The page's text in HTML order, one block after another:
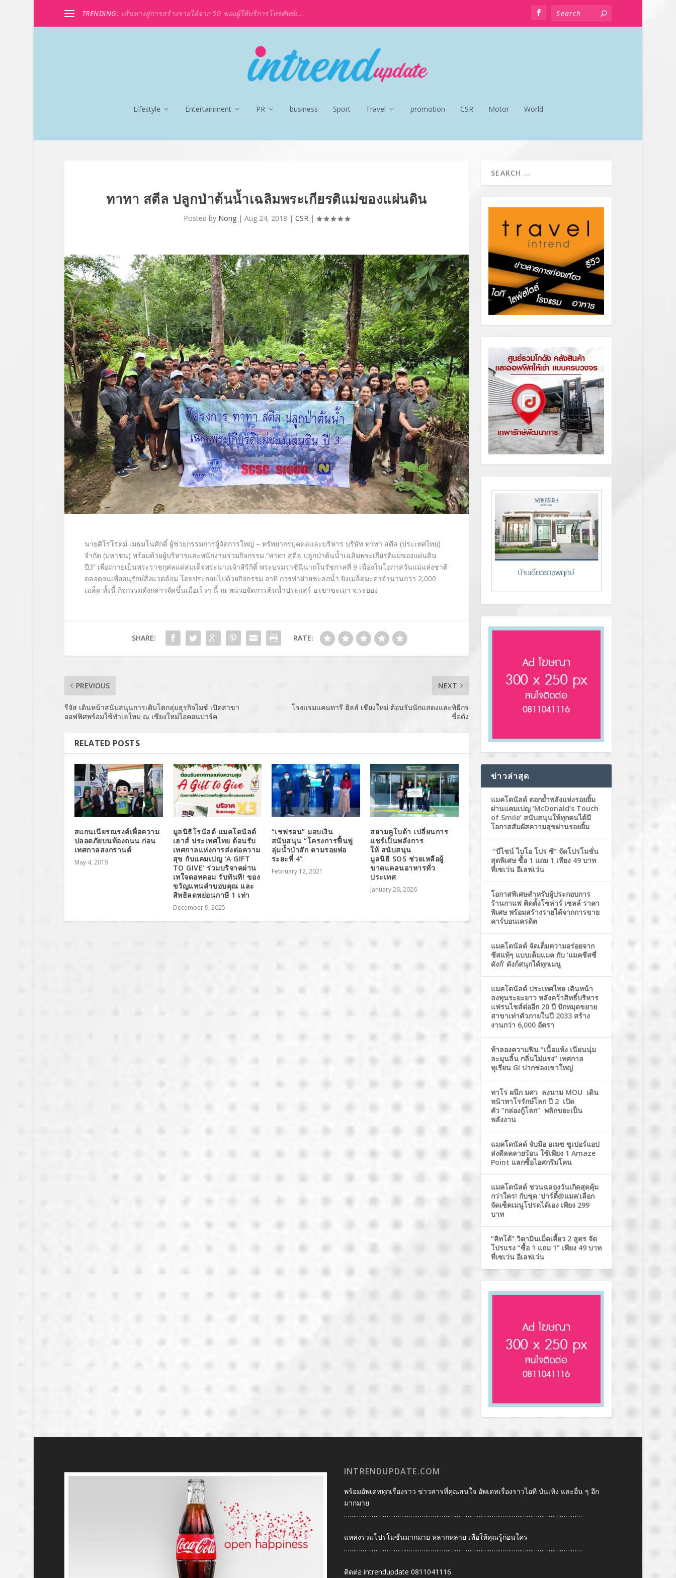
TRENDING: เส้นทางสู่การสร้างรายได้จาก 5G ของผู้ให้บริการโทรศัพท์เ...
Lifestyle Entertainment PR business Sport Travel promotion CSR Motor World
ทาทา สตีล ปลูกป่าต้นน้ำเฉลิมพระเกียรติแม่ของแผ่นดิน
Posted by Nong| Aug 24, 2018 | CSR|
นายศิโรโรตม์ เมธมโนศักดิ์ ผู้ช่วยกรรมการผู้จัดการใหญ่ – ทรัพยากรบุคคลและบริหาร บริษัท ทาทา สตีล (ประเทศไทย)
จำกัด (มหาชน) พร้อมด้วยผู้บริหารและพนักงานร่วมกิจกรรม “ทาทา สตีล ปลูกป่าต้นน้ำเฉลิมพระเกียรติแม่ของแผ่นดิน
ปี3” เพื่อถวายเป็นพระราชกุศลแด่สมเด็จพระนางเจ้าสิริกิติ์ พระบรมราชินีนาถในรัชกาลที่ 9 เนื่องในโอกาสวันแม่แห่งชาติ
ตลอดจนเพื่ออนุรักษ์สิ่งแวดล้อม โดยประกอบไปด้วยกิจกรรม อาทิ การทำฝายชะลอน้ำ ยิงเมล็ดมะค่าจำนวนกว่า 2,000
เมล็ด ทั้งนี้ กิจกรรมดังกล่าวจัดขึ้นเมื่อเร็วๆ นี้ ณ หน่วยจัดการต้นน้ำประแสร์ อ.เขาชะเมา จ.ระยอง
SHARE: RATE:
PREVIOUS
รีจัส เดินหน้าสนับสนุนการเติบโตกลุ่มธุรกิจไมซ์ เปิดสาขา
ออฟฟิศพร้อมใช้ทำเลใหม่ ณ เชียงใหม่ไอคอนปาร์ค
NEXT
โรงแรมแคนทารี ฮิลส์ เชียงใหม่ ต้อนรับนักแสดงและพิธีกร
ชื่อดัง
RELATED POSTS
สแกนเนียรณรงค์เพื่อความ
ปลอดภัยบนท้องถนน ก่อน
เทศกาลสงกรานต์
May 4, 2019
มูลนิธิโรนัลด์ แมคโดนัลด์
เฮาส์ ประเทศไทย ต้อนรับ
เทศกาลแห่งการส่งต่อความ
สุข กับแคมเปญ ‘A GIFT
TO GIVE’ ร่วมบริจาคผ่าน
เทใจดอทคอม รับทันที! ของ
ขวัญแทนคำขอบคุณ และ
สิทธิลดหย่อนภาษี 1 เท่า
December 9, 2025
“เชฟรอน” มอบเงิน
สนับสนุน “โครงการฟื้นฟู
ลุ่มน้ำป่าสัก ตามรอยพ่อ
ระยะที่ 4”
February 12, 2021
สยามคูโบต้า เปลี่ยนการ
แชร์เป็นพลังการ
ให้ สนับสนุน
มูลนิธิ SOS ช่วยเหลือผู้
ขาดแคลนอาหารทั่ว
ประเทศ
January 26, 2026
ข่าวล่าสุด
แมคโดนัลด์ ตอกย้ำพลังแห่งรอยยิ้ม
ผ่านแคมเปญ ‘McDonald’s Touch
of Smile’ สนับสนุนให้ทุกคนได้มี
โอกาสสัมผัสความสุขผ่านรอยยิ้ม
“บีไชน์ ไบโอ โปร ซี” จัดโปรโมชั่น
สุดพิเศษ ซื้อ 1 แถม 1 เพียง 49 บาท
ที่เซเว่น อีเลฟเว่น
โอกาสพิเศษสำหรับผู้ประกอบการ
ร้านกาแฟ ติดตั้งโซล่าร์ เซลล์ ราคา
พิเศษ พร้อมสร้างรายได้จากการขาย
คาร์บอนเครดิต
แมคโดนัลด์ จัดเต็มความอร่อยจาก
ชีสแท้ๆ แบบเต็มแมค กับ ‘แมคชีสซี่
ดังก์’ ดังก์สนุกได้ทุกเมนู
แมคโดนัลด์ ประเทศไทย เดินหน้า
ลงทุนระยะยาว หลังคว้าสิทธิ์บริหาร
แฟรนไชส์ต่ออีก 20 ปี ปักหมุดขยาย
สาขาเท่าตัวภายในปี 2033 สร้าง
งานกว่า 6,000 อัตรา
ท้าลองความฟิน “เนื้อแห้ง เนียนนุ่ม
ละมุนลิ้น กลิ่นไม่แรง” เทศกาล
ทุเรียน GI ปากช่องเขาใหญ่
ทาโร ผนึก มศว ลงนาม MOU เดิน
หน้าทาโรรักษ์โลก ปี 2 เปิด
ตัว “กล่องกู้โลก” พลิกขยะเป็น
พลังงาน
แมคโดนัลด์ จับมือ อเมซ ซูเปอร์แอป
ส่งดีลคลายร้อน ใช้เพียง 1 Amaze
Point แลกซื้อไอศกรีมโคน
แมคโดนัลด์ ชวนฉลองวันเกิดสุดคุ้ม
กว่าใคร! กับชุด ‘ปาร์ตี้@แมค’เลือก
จัดเซ็ตเมนูโปรดได้เอง เพียง 299
บาท
“คิทโด้” วิตามินเม็ดเคี้ยว 2 สูตร จัด
โปรแรง “ซื้อ 1 แถม 1” เพียง 49 บาท
ที่เซเว่น อีเลฟเว่น
INTRENDUPDATE.COM
พร้อมอัพเดททุกเรื่องราว ข่าวสารที่คุณสนใจ อัพเดทเรื่องราวไอที บันเทิง และอื่น ๆ อีก
มากมาย
…………………………………………………………………………………………………………………
แหล่งรวมโปรโมชั่นมากมาย หลากหลาย เพื่อให้คุณรู้ก่อนใคร
…………………………………………………………………………………………………………………
ติดต่อ intrendupdate 0811041116